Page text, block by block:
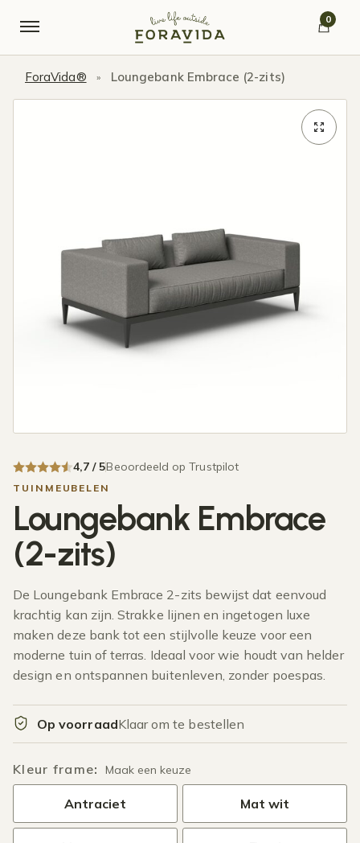
0
ForaVida® » Loungebank Embrace (2-zits)
4,7 / 5Beoordeeld op Trustpilot
TUINMEUBELEN
Loungebank Embrace
(2-zits)
De Loungebank Embrace 2-zits bewijst dat eenvoud
krachtig kan zijn. Strakke lijnen en ingetogen luxe
maken deze bank tot een stijlvolle keuze voor een
moderne tuin of terras. Ideaal voor wie houdt van helder
design en ontspannen buitenleven, zonder poespas.
Op voorraadKlaar om te bestellen
Kleur frame: Maak een keuze
Antraciet Mat wit